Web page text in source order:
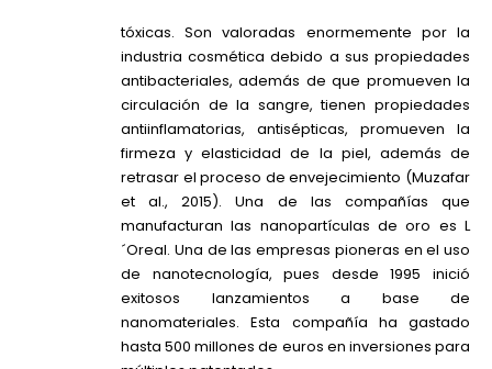
tóxicas. Son valoradas enormemente por la
industria cosmética debido a sus propiedades
antibacteriales, además de que promueven la
circulación de la sangre, tienen propiedades
antiinflamatorias, antisépticas, promueven la
firmeza y elasticidad de la piel, además de
retrasar el proceso de envejecimiento (Muzafar
et al., 2015). Una de las compañías que
manufacturan las nanopartículas de oro es L
´Oreal. Una de las empresas pioneras en el uso
de nanotecnología, pues desde 1995 inició
exitosos lanzamientos a base de
nanomateriales. Esta compañía ha gastado
hasta 500 millones de euros en inversiones para